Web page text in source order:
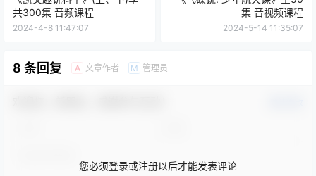
共300集 音频课程
2024-4-8 11:47:07
集 音视频课程
2024-5-14 11:35:07
8 条回复 A 文章作者 M 管理员
您必须登录或注册以后才能发表评论